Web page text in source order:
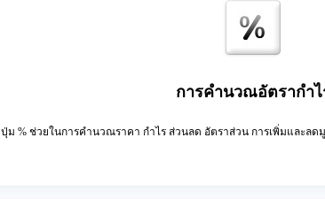
การคำนวณอัตรากำไ
ปุ่ม % ช่วยในการคำนวณราคา กำไร ส่วนลด อัตราส่วน การเพิ่มและล